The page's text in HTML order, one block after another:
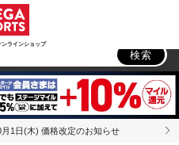
ンラインショップ
検索
1日(木) 価格改定のお知らせ